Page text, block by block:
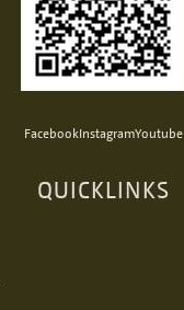
FacebookInstagramYoutube
QUICKLINKS